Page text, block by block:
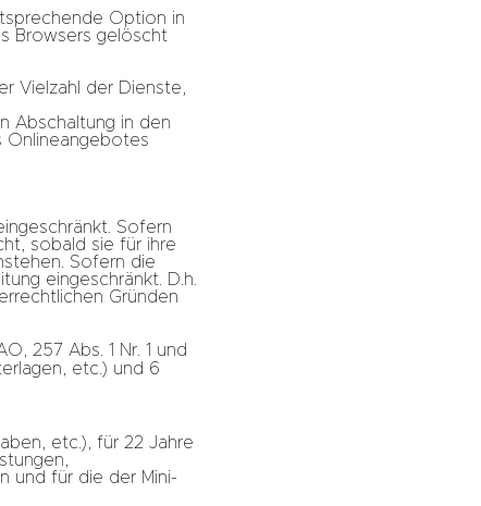
Option in
Browsers gelöscht
Vielzahl der Dienste,
Abschaltung in den
Onlineangebotes
Sofern
sobald sie für ihre
Sofern die
eingeschränkt. D.h.
Gründen
257 Abs. 1 Nr. 1 und
etc.) und 6
etc.), für 22 Jahre
und für die der Mini-